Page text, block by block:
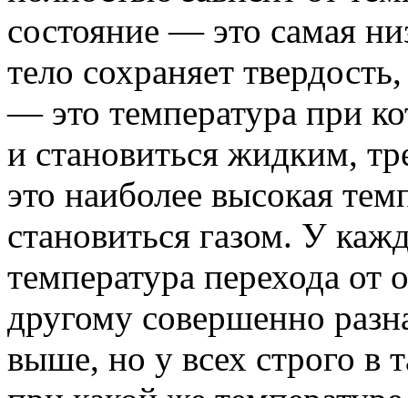
состояние — это самая
тело сохраняет
— это температура при
и становиться жидким,
это наиболее высокая
становиться газом. У
температура перехода от
другому совершенно
выше, но у всех строго в